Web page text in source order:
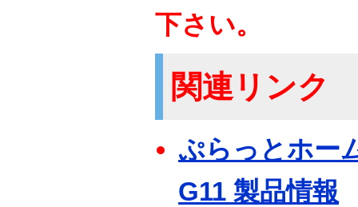
下さい。
関連リンク
ぷらっとホー
G11 製品情報